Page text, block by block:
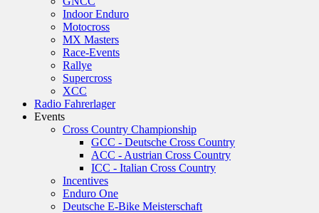
Indoor Enduro
Motocross
MX Masters
Race-Events
Rallye
Supercross
XCC
Radio Fahrerlager
Events
Cross Country Championship
GCC - Deutsche Cross Country
ACC - Austrian Cross Country
ICC - Italian Cross Country
Incentives
Enduro One
Deutsche E-Bike Meisterschaft